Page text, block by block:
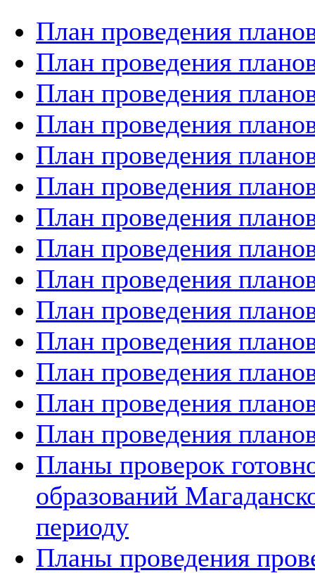
План проведения
План проведения
План проведения
План проведения
План проведения
План проведения
План проведения
План проведения
План проведения
План проведения
План проведения
План проведения
План проведения
План проведения
Планы проверок
образований
периоду
Планы проведения